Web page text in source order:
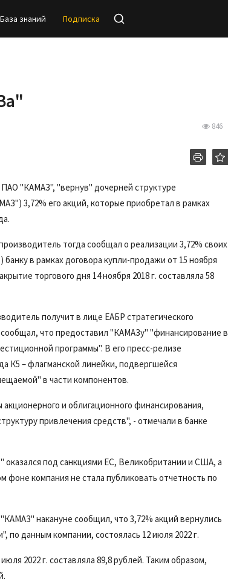
База знаний Подписка
846
ПАО "КАМАЗ", "вернув" дочерней структуре
3,72% его акций, которые приобретал в рамках
тогда сообщал о реализации 3,72% своих
в рамках договора купли-продажи от 15 ноября
торгового дня 14 ноября 2018 г. составляла 58
получит в лице ЕАБР стратегического
что предоставил "КАМАЗу" "финансирование в
программы". В его пресс-релизе
К5 – флагманской линейки, подвергшейся
в части компонентов.
и облигационного финансирования,
привлечения средств", - отмечали в банке
под санкциями ЕС, Великобритании и США, а
компания не стала публиковать отчетность по
накануне сообщил, что 3,72% акций вернулись
данным компании, состоялась 12 июля 2022 г.
2022 г. составляла 89,8 рублей. Таким образом,